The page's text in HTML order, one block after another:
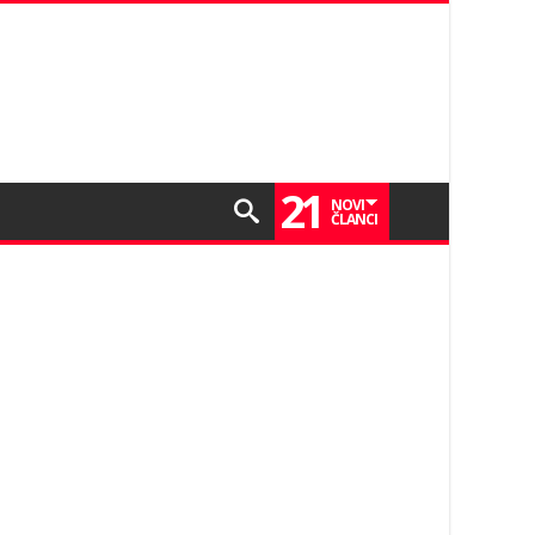
21 NOVI
ČLANCI